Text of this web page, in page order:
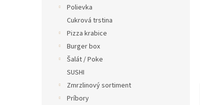
Polievka
Cukrová trstina
Pizza krabice
Burger box
Šalát / Poke
SUSHI
Zmrzlinový sortiment
Príbory